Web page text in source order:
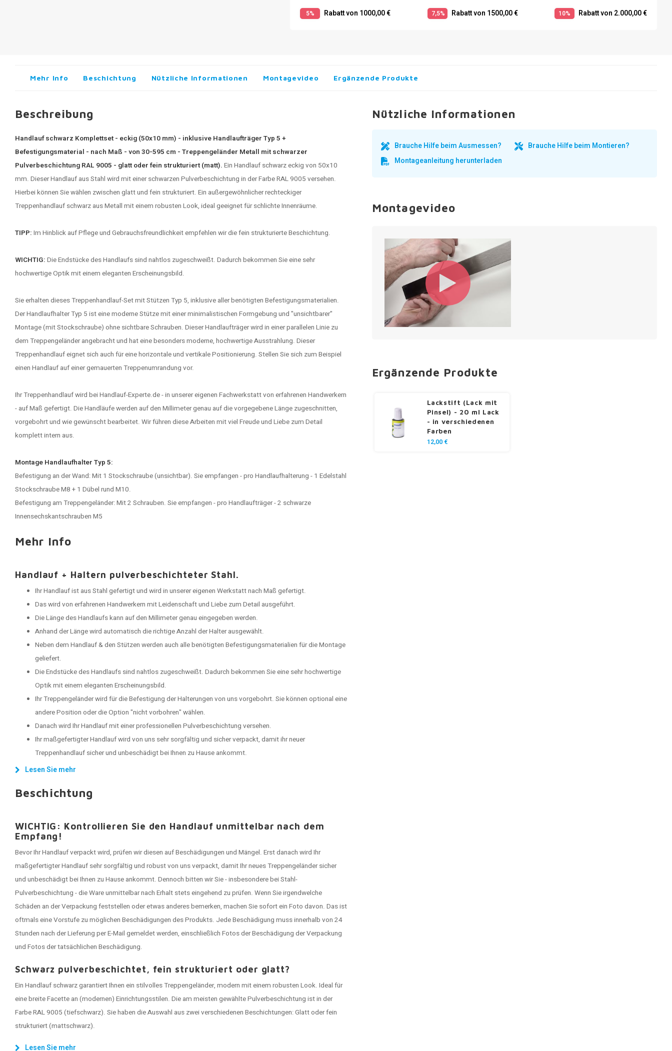
5% Rabatt von 1000,00 € 7,5% Rabatt von 1500,00 € 10% Rabatt von 2.000,00 €
Mehr Info Beschichtung Nützliche Informationen Montagevideo Ergänzende Produkte
Beschreibung
Handlauf schwarz Komplettset - eckig (50x10 mm) - inklusive Handlaufträger Typ 5 +
Befestigungsmaterial - nach Maß - von 30-595 cm - Treppengeländer Metall mit schwarzer
Pulverbeschichtung RAL 9005 - glatt oder fein strukturiert (matt). Ein Handlauf schwarzeckig von 50x10
mm. Dieser Handlauf aus Stahl wird mit einer schwarzen Pulverbeschichtung in der Farbe RAL 9005 versehen.
Hierbei können Sie wählen zwischen glatt und fein strukturiert. Ein außergewöhnlicher rechteckiger
Treppenhandlauf schwarz aus Metall mit einem robusten Look, ideal geeignet für schlichte Innenräume.
TIPP: Im Hinblick auf Pflege und Gebrauchsfreundlichkeit empfehlen wir die fein strukturierte Beschichtung.
WICHTIG: Die Endstücke des Handlaufs sind nahtlos zugeschweißt. Dadurch bekommen Sie eine sehr
hochwertige Optik mit einem eleganten Erscheinungsbild.
Sie erhalten dieses Treppenhandlauf-Set mit Stützen Typ 5, inklusive aller benötigten Befestigungsmaterialien.
Der Handlaufhalter Typ 5 ist eine moderne Stütze mit einer minimalistischen Formgebung und "unsichtbarer"
Montage (mit Stockschraube) ohne sichtbare Schrauben. Dieser Handlaufträger wird in einer parallelen Linie zu
dem Treppengeländer angebracht und hat eine besonders moderne, hochwertige Ausstrahlung. Dieser
Treppenhandlauf eignet sich auch für eine horizontale und vertikale Positionierung. Stellen Sie sich zum Beispiel
einen Handlauf auf einer gemauerten Treppenumrandung vor.
Ihr Treppenhandlauf wird bei Handlauf-Experte.de - in unserer eigenen Fachwerkstatt von erfahrenen Handwerkern
- auf Maß gefertigt. Die Handläufe werden auf den Millimeter genau auf die vorgegebene Länge zugeschnitten,
vorgebohrt und wie gewünscht bearbeitet. Wir führen diese Arbeiten mit viel Freude und Liebe zum Detail
komplett intern aus.
Montage Handlaufhalter Typ 5:
Befestigung an der Wand: Mit 1 Stockschraube (unsichtbar). Sie empfangen - pro Handlaufhalterung - 1 Edelstahl
Stockschraube M8 + 1 Dübel rund M10.
Befestigung am Treppengeländer: Mit 2 Schrauben. Sie empfangen - pro Handlaufträger - 2 schwarze
Innensechskantschrauben M5
Mehr Info
Handlauf + Haltern pulverbeschichteter Stahl.
Ihr Handlauf ist aus Stahl gefertigt und wird in unserer eigenen Werkstatt nach Maß gefertigt.
Das wird von erfahrenen Handwerkern mit Leidenschaft und Liebe zum Detail ausgeführt.
Die Länge des Handlaufs kann auf den Millimeter genau eingegeben werden.
Anhand der Länge wird automatisch die richtige Anzahl der Halter ausgewählt.
Neben dem Handlauf & den Stützen werden auch alle benötigten Befestigungsmaterialien für die Montage
geliefert.
Die Endstücke des Handlaufs sind nahtlos zugeschweißt. Dadurch bekommen Sie eine sehr hochwertige
Optik mit einem eleganten Erscheinungsbild.
Ihr Treppengeländer wird für die Befestigung der Halterungen von uns vorgebohrt. Sie können optional eine
andere Position oder die Option "nicht vorbohren" wählen.
Danach wird Ihr Handlauf mit einer professionellen Pulverbeschichtung versehen.
Ihr maßgefertigter Handlauf wird von uns sehr sorgfältig und sicher verpackt, damit ihr neuer
Treppenhandlauf sicher und unbeschädigt bei Ihnen zu Hause ankommt.
Lesen Sie mehr
Beschichtung
WICHTIG: Kontrollieren Sie den Handlauf unmittelbar nach dem
Empfang!
Bevor Ihr Handlauf verpackt wird, prüfen wir diesen auf Beschädigungen und Mängel. Erst danach wird Ihr
maßgefertigter Handlauf sehr sorgfältig und robust von uns verpackt, damit Ihr neues Treppengeländer sicher
und unbeschädigt bei Ihnen zu Hause ankommt. Dennoch bitten wir Sie - insbesondere bei Stahl-
Pulverbeschichtung - die Ware unmittelbar nach Erhalt stets eingehend zu prüfen. Wenn Sie irgendwelche
Schäden an der Verpackung feststellen oder etwas anderes bemerken, machen Sie sofort ein Foto davon. Das ist
oftmals eine Vorstufe zu möglichen Beschädigungen des Produkts. Jede Beschädigung muss innerhalb von 24
Stunden nach der Lieferung per E-Mail gemeldet werden, einschließlich Fotos der Beschädigung der Verpackung
und Fotos der tatsächlichen Beschädigung.
Schwarz pulverbeschichtet, fein strukturiert oder glatt?
Ein Handlauf schwarz garantiert Ihnen ein stilvolles Treppengeländer, modern mit einem robusten Look. Ideal für
eine breite Facette an (modernen) Einrichtungsstilen. Die am meisten gewählte Pulverbeschichtung ist in der
Farbe RAL 9005 (tiefschwarz). Sie haben die Auswahl aus zwei verschiedenen Beschichtungen: Glatt oder fein
strukturiert (mattschwarz).
Lesen Sie mehr
Nützliche Informationen
Brauche Hilfe beim Ausmessen?
Brauche Hilfe beim Montieren?
Montageanleitung herunterladen
Montagevideo
Ergänzende Produkte
Lackstift (Lack mit
Pinsel) - 20 ml Lack
- in verschiedenen
Farben
12,00 €